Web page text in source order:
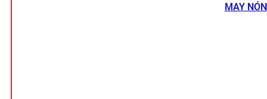
MAY